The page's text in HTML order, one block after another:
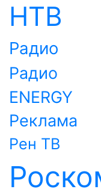
НТВ
Радио
Радио
ENERGY
Реклама
Рен ТВ